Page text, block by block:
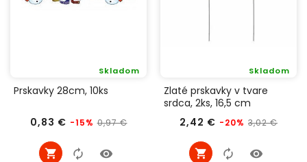
Prskavky 28cm, 10ks
0,83 € Bežná
-15% 0,97 €
Skladom
Cena
Zlaté prskavky v tvare
srdca, 2ks, 16,5 cm
2,42 € Bežná
-20% 3,02 €
Skladom
Cena